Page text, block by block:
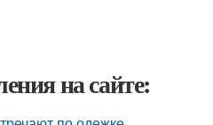
на сайте: